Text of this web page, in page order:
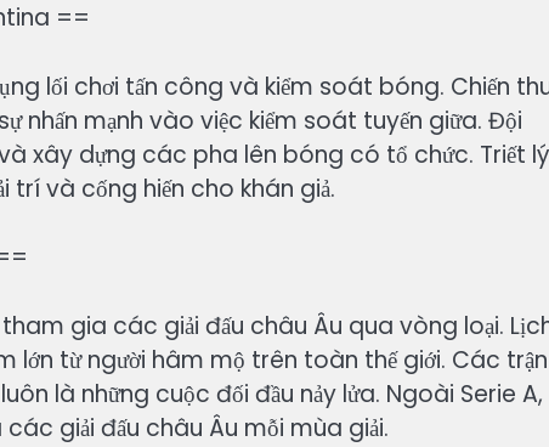
==
lối chơi tấn công và kiểm soát bóng. Chiến
mạnh vào việc kiểm soát tuyến giữa. Đội
xây dựng các pha lên bóng có tổ chức. Triết lý
trí và cống hiến cho khán giả.
gia các giải đấu châu Âu qua vòng loại.
từ người hâm mộ trên toàn thế giới. Các trận
là những cuộc đối đầu nảy lửa. Ngoài Serie A,
giải đấu châu Âu mỗi mùa giải.